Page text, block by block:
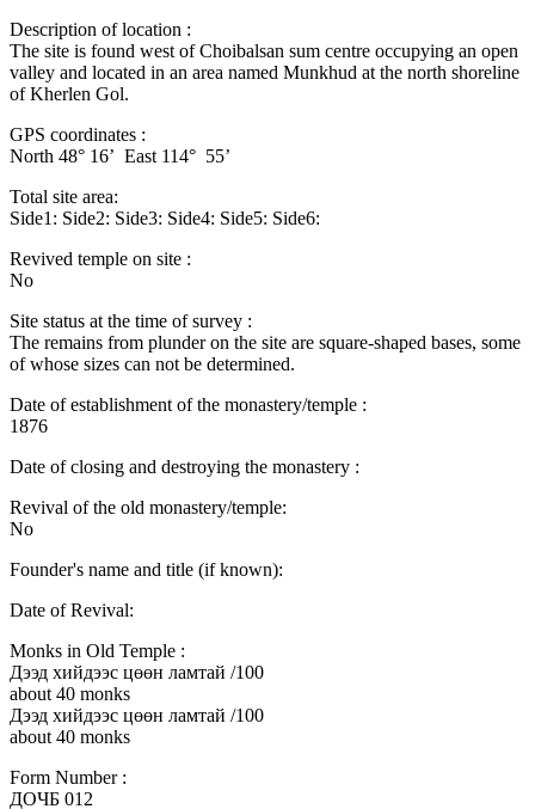
Description of location :
The site is found west of Choibalsan sum centre occupying an open
valley and located in an area named Munkhud at the north shoreline
of Kherlen Gol.
GPS coordinates :
North 48° 16’ East 114° 55’
Total site area:
Side1: Side2: Side3: Side4: Side5: Side6:
Revived temple on site :
No
Site status at the time of survey :
The remains from plunder on the site are square-shaped bases, some
of whose sizes can not be determined.
Date of establishment of the monastery/temple :
1876
Date of closing and destroying the monastery :
Revival of the old monastery/temple:
No
Founder's name and title (if known):
Date of Revival:
Monks in Old Temple :
Дээд хийдээс цөөн ламтай /100
about 40 monks
Дээд хийдээс цөөн ламтай /100
about 40 monks
Form Number :
ДОЧБ 012